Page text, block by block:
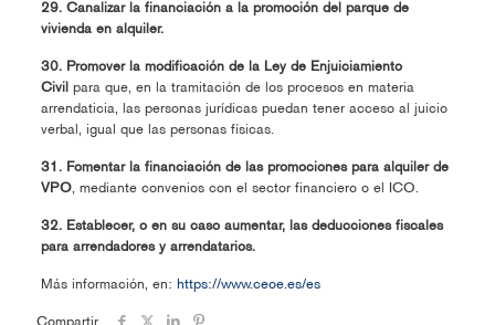
29. Canalizar la financiación a la promoción del parque de
vivienda en alquiler.
30. Promover la modificación de la Ley de Enjuiciamiento
Civil para que, en la tramitación de los procesos en materia
arrendaticia, las personas jurídicas puedan tener acceso al juicio
verbal, igual que las personas físicas.
31. Fomentar la financiación de las promociones para alquiler de
VPO, mediante convenios con el sector financiero o el ICO.
32. Establecer, o en su caso aumentar, las deducciones fiscales
para arrendadores y arrendatarios.
Más información, en: https://www.ceoe.es/es
Compartir